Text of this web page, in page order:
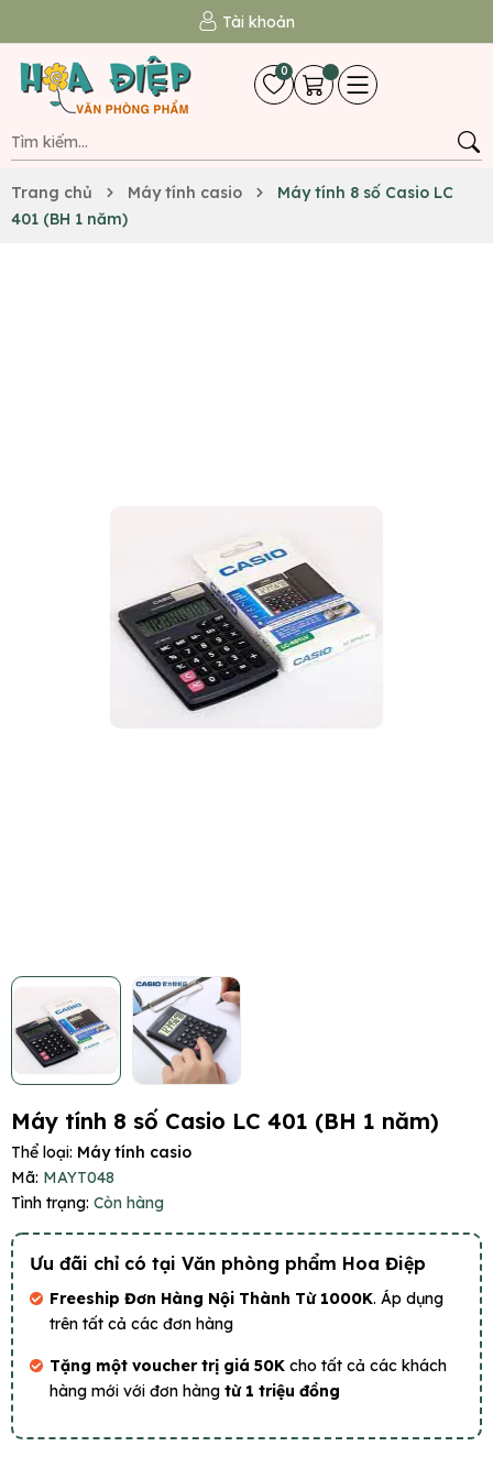
Tài khoản
0
Trang chủ Máy tính casio
Máy tính 8 số Casio LC
401 (BH 1 năm)
Máy tính 8 số Casio LC 401 (BH 1 năm)
Thể loại: Máy tính casio
Mã: MAYT048
Tình trạng: Còn hàng
Ưu đãi chỉ có tại Văn phòng phẩm Hoa Điệp
Freeship Đơn Hàng Nội Thành Từ 1000K. Áp dụng
trên tất cả các đơn hàng
Tặng một voucher trị giá 50K cho tất cả các khách
hàng mới với đơn hàng từ 1 triệu đồng